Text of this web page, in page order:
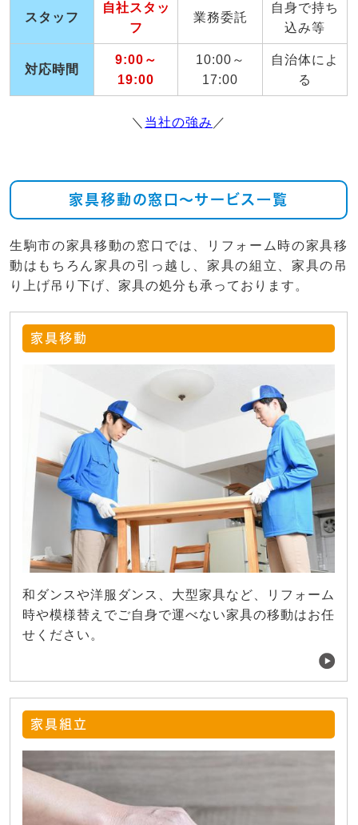
スタッフ
自社スタッ
フ
業務委託
自身で持ち
込み等
対応時間
9:00～
19:00
10:00～
17:00
自治体によ
る
＼ 当社の強み ／
家具移動の窓口～サービス一覧
生駒市の家具移動の窓口では、リフォーム時の家具移
動はもちろん家具の引っ越し、家具の組立、家具の吊
り上げ吊り下げ、家具の処分も承っております。
家具移動
和ダンスや洋服ダンス、大型家具など、リフォーム
時や模様替えでご自身で運べない家具の移動はお任
せください。
家具組立